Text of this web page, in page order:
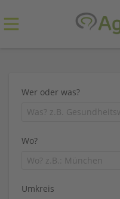
Wer oder was?
Wo?
Umkreis